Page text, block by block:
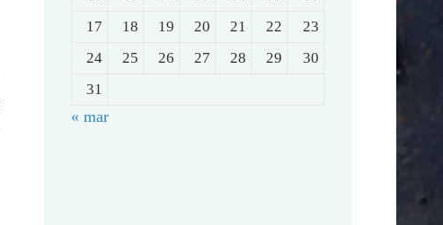
17
18 19 20 21 22
23
24
25 26 27 28 29
30
31
« mar